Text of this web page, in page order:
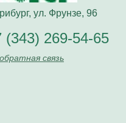
ул. Фрунзе, 96
(343) 269-54-65
обратная связь